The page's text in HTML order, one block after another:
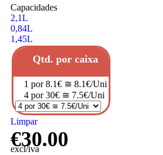
Capacidades
2,1L
0,84L
1,45L
Qtd. por caixa
1 por 8.1€ ≅ 8.1€/Uni
4 por 30€ ≅ 7.5€/Uni
Limpar
€30.00
excl/iva